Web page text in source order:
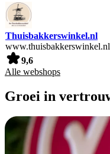
Thuisbakkerswinkel.nl
www.thuisbakkerswinkel.nl
9,6
Alle webshops
Groei in